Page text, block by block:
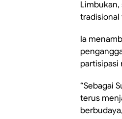
Limbukan,
tradisional
Ia
partisipasi
“Sebagai
terus